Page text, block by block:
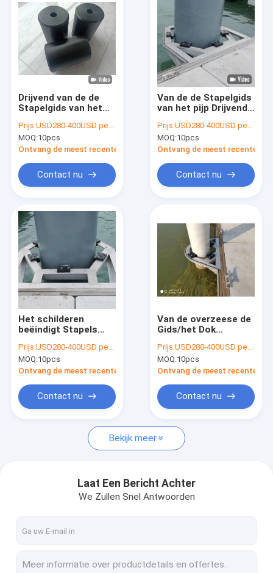
Producten
Videos
Over ons
Fabrieksreis
Contacteer ons
nieuws
Vraag een offerte aan
Aluminium Drijvende Dokken
Vingerdok
Drijvend van de de
Stapelgids van het
Aluminium 6061 van
het de Stapelglb
Roestvrije staal van
Stapelgids
Prijs:USD280-400USD per pcs
MOQ:10pcs
Ontvang de meest recente Prijs
Contact nu
Van de de Stapelgids
van het pijp Drijvende
de Bevestigende
Installatie Houder
van de de Stapelglb
Anticorrosieve
Prijs:USD280-400USD per pcs
MOQ:10pcs
Ontvang de meest recente
Contact nu
Het schilderen
beëindigt Stapels
Grade Aluminum
Alloy 6061 de
Stapelgids van het
staal
Prijs:USD280-400USD per pcs
MOQ:10pcs
Ontvang de meest recente Prijs
Contact nu
Van de overzeese de
Gids/het Dok
Anticorrosief voor
Drijvend Drijvend het
Pontondok van de
Prijs:USD280-400USD per pcs
MOQ:10pcs
Ontvang de meest recente
Contact nu
Bekijk meer
Laat Een Bericht Achter
We Zullen Snel Antwoorden